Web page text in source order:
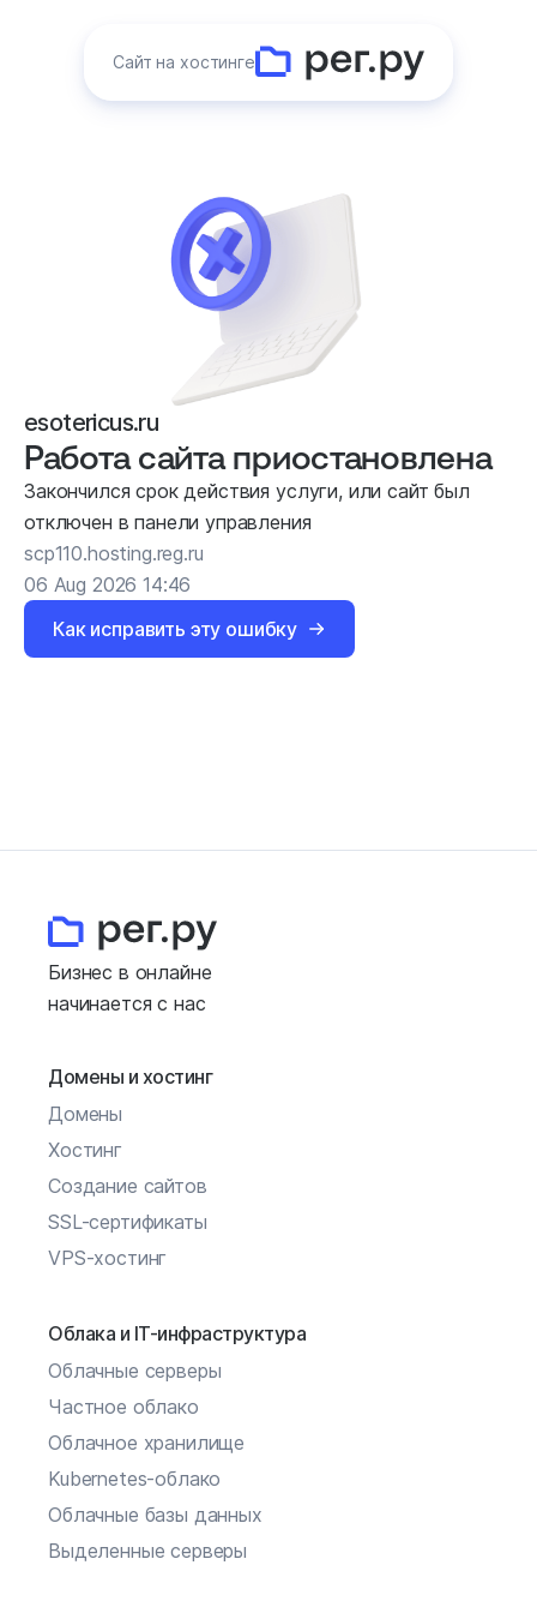
Сайт на хостинге
esotericus.ru
Работа сайта приостановлена
Закончился срок действия услуги, или сайт был
отключен в панели управления
scp110.hosting.reg.ru
06 Aug 2026 14:46
Как исправить эту ошибку
Бизнес в онлайне
начинается с нас
Домены и хостинг
Домены
Хостинг
Создание сайтов
SSL-сертификаты
VPS-хостинг
Облака и IT-инфраструктура
Облачные серверы
Частное облако
Облачное хранилище
Kubernetes-облако
Облачные базы данных
Выделенные серверы